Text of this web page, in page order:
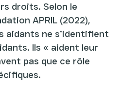
droits. Selon le
APRIL (2022),
aidants ne s’identifient
Ils « aident leur
pas que ce rôle